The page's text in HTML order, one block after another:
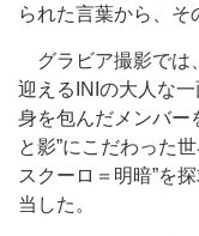
られた言葉から、そ
グラビア撮影では
迎えるINIの大人な
身を包んだメンバー
と影”にこだわった
スクーロ＝明暗”を
当した。